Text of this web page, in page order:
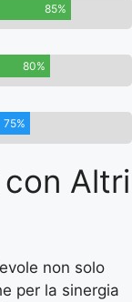
85%
80%
75%
Altri
non solo
per la sinergia